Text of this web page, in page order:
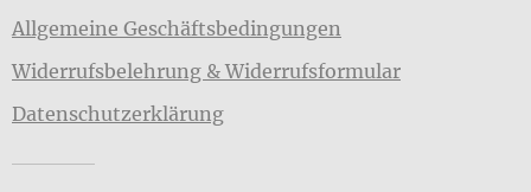
Allgemeine Geschäftsbedingungen
Widerrufsbelehrung & Widerrufsformular
Datenschutzerklärung